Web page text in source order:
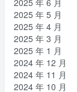
2025 年 6 月
2025 年 5 月
2025 年 4 月
2025 年 3 月
2025 年 1 月
2024 年 12 月
2024 年 11 月
2024 年 10 月